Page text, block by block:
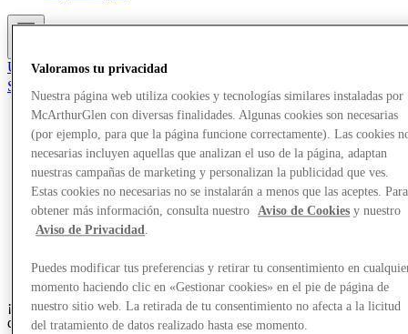
Únete al Club
Salvado
es
Tiendas
Ofertas
Planifica tu visita
Comer y beber
¿Qué pasa?
Servicios
Tarjetas regalo
Más
¡Crazy Days, acceso anticipado el 25 de marzo para los miembros
del Club!Únete ahora
Valoramos tu privacidad
Nuestra página web utiliza cookies y tecnologías similares instaladas por
McArthurGlen con diversas finalidades. Algunas cookies son necesarias
(por ejemplo, para que la página funcione correctamente). Las cookies
necesarias incluyen aquellas que analizan el uso de la página, adaptan
nuestras campañas de marketing y personalizan la publicidad que ves.
Estas cookies no necesarias no se instalarán a menos que las aceptes. Para
obtener más información, consulta nuestro
Aviso de Cookies y nuestro
Aviso de Privacidad.
Puedes modificar tus preferencias y retirar tu consentimiento en
momento haciendo clic en «Gestionar cookies» en el pie de página de
nuestro sitio web. La retirada de tu consentimiento no afecta a la licitud
del tratamiento de datos realizado hasta ese momento.